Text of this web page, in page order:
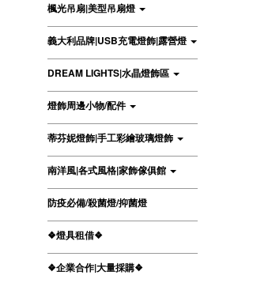
楓光吊扇|美型吊扇燈
義大利品牌|USB充電燈飾|露營燈
DREAM LIGHTS|水晶燈飾區
燈飾周邊小物/配件
蒂芬妮燈飾|手工彩繪玻璃燈飾
南洋風|各式風格|家飾傢俱館
防疫必備/殺菌燈/抑菌燈
❖燈具租借❖
❖企業合作|大量採購❖